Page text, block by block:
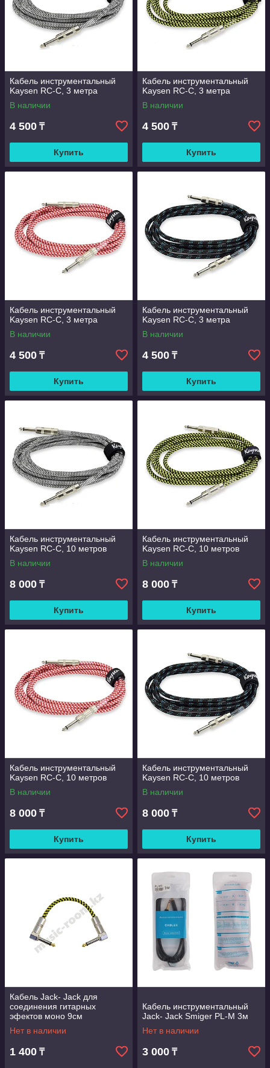
Кабель инструментальный
Kaysen RC-С, 3 метра
В наличии
4 500 ₸
Купить
Кабель инструментальный
Kaysen RC-С, 3 метра
В наличии
4 500 ₸
Купить
Кабель инструментальный
Kaysen RC-С, 3 метра
В наличии
4 500 ₸
Купить
Кабель инструментальный
Kaysen RC-С, 3 метра
В наличии
4 500 ₸
Купить
Кабель инструментальный
Kaysen RC-С, 10 метров
В наличии
8 000 ₸
Купить
Кабель инструментальный
Kaysen RC-С, 10 метров
В наличии
8 000 ₸
Купить
Кабель инструментальный
Kaysen RC-С, 10 метров
В наличии
8 000 ₸
Купить
Кабель инструментальный
Kaysen RC-С, 10 метров
В наличии
8 000 ₸
Купить
Кабель Jack- Jack для
соединения гитарных
эфектов моно 9см
Нет в наличии
1 400 ₸
Кабель инструментальный
Jack- Jack Smiger PL-M 3м
Нет в наличии
3 000 ₸